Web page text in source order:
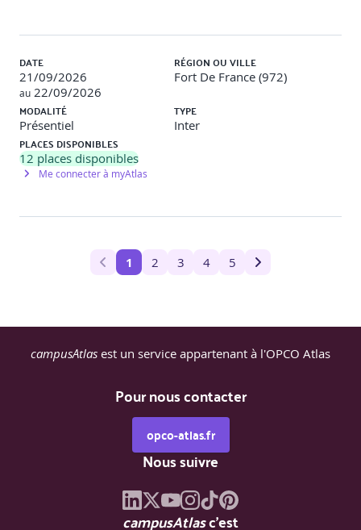
DATE
21/09/2026
au 22/09/2026
RÉGION OU VILLE
Fort De France (972)
MODALITÉ
Présentiel
TYPE
Inter
PLACES DISPONIBLES
12 places disponibles
Me connecter à myAtlas
1 2 3 4 5
campusAtlas est un service appartenant à l'OPCO Atlas
Pour nous contacter
opco-atlas.fr
Nous suivre
campusAtlasc'est